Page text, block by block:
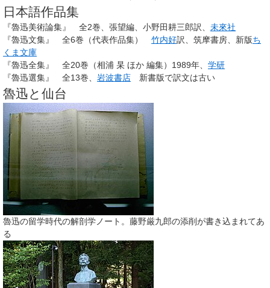
日本語作品集
『魯迅美術論集』 全2巻、張望編、小野田耕三郎訳、 未來社
『魯迅文集』 全6巻（代表作品集） 竹内好訳、筑摩書房、新版ち
くま文庫
『魯迅全集』 全20巻（相浦 杲 ほか 編集）1989年、 学研
『魯迅選集』 全13巻、 岩波書店 新書版で訳文は古い
魯迅と仙台
魯迅の留学時代の解剖学ノート。藤野厳九郎の添削が書き込まれてあ
る